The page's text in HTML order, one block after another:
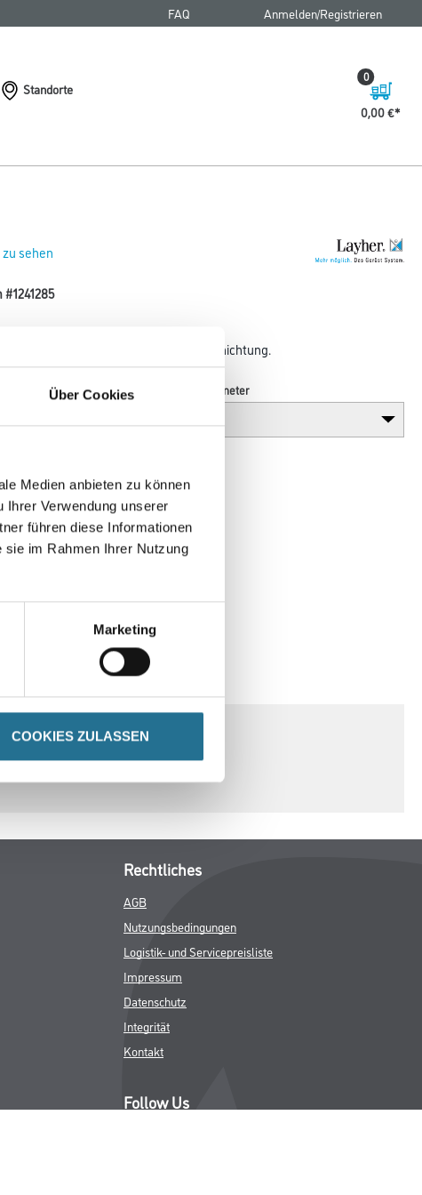
Über Cookies
Medien anbieten zu können
Ihrer Verwendung unserer
führen diese Informationen
sie im Rahmen Ihrer Nutzung
Marketing
COOKIES ZULASSEN
FAQ Anmelden/Registrieren
Standorte
0,00 €
0
sehen
aus Sperrholz mit Phenolharzbeschichtung.
Breite in millimeter
SPEZIFIKATIONEN
Rechtliches
AGB
Nutzungsbedingungen
Logistik- und Servicepreisliste
Impressum
Datenschutz
Integrität
Kontakt
Follow Us